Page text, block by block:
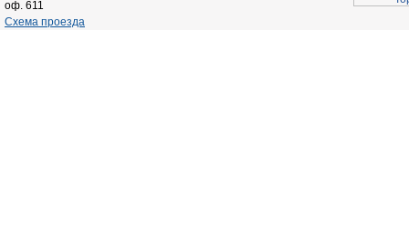
оф. 611
Схема проезда